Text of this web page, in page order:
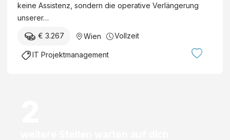
keine Assistenz, sondern die operative Verlängerung
unserer…
€ 3.267 Wien Vollzeit
IT Projektmanagement